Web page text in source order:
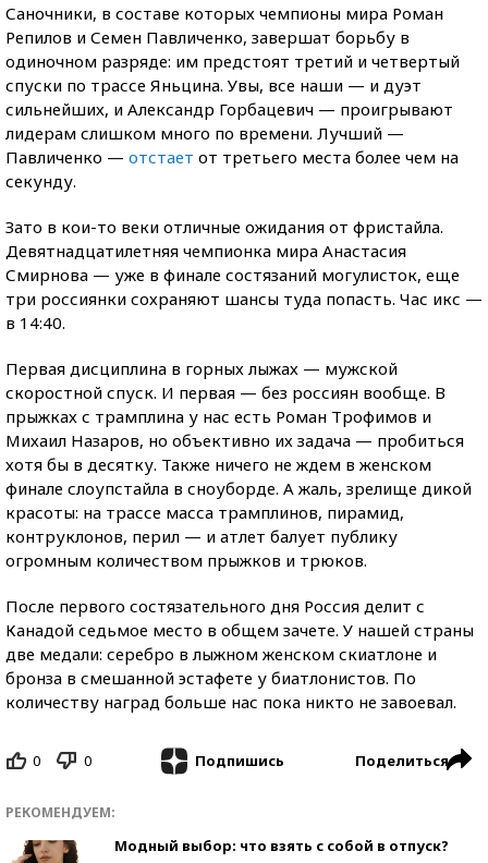
Саночники, в составе которых чемпионы мира Роман
Репилов и Семен Павличенко, завершат борьбу в
одиночном разряде: им предстоят третий и четвертый
спуски по трассе Яньцина. Увы, все наши — и дуэт
сильнейших, и Александр Горбацевич — проигрывают
лидерам слишком много по времени. Лучший —
Павличенко — отстает от третьего места более чем на
секунду.
Зато в кои-то веки отличные ожидания от фристайла.
Девятнадцатилетняя чемпионка мира Анастасия
Смирнова — уже в финале состязаний могулисток, еще
три россиянки сохраняют шансы туда попасть. Час икс —
в 14:40.
Первая дисциплина в горных лыжах — мужской
скоростной спуск. И первая — без россиян вообще. В
прыжках с трамплина у нас есть Роман Трофимов и
Михаил Назаров, но объективно их задача — пробиться
хотя бы в десятку. Также ничего не ждем в женском
финале слоупстайла в сноуборде. А жаль, зрелище дикой
красоты: на трассе масса трамплинов, пирамид,
контруклонов, перил — и атлет балует публику
огромным количеством прыжков и трюков.
После первого состязательного дня Россия делит с
Канадой седьмое место в общем зачете. У нашей страны
две медали: серебро в лыжном женском скиатлоне и
бронза в смешанной эстафете у биатлонистов. По
количеству наград больше нас пока никто не завоевал.
0 0 Подпишись Поделиться
РЕКОМЕНДУЕМ:
Модный выбор: что взять с собой в отпуск?